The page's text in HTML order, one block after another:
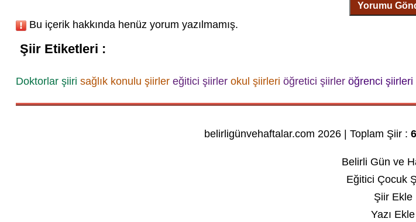
Yorumu
Bu içerik hakkında henüz yorum yazılmamış.
Şiir Etiketleri :
Doktorlar şiiri sağlık konulu şiirler eğitici şiirler okul şiirleri öğretici şiirler öğrenci şiirleri
belirligünvehaftalar.com 2026 | Toplam Şiir :
Belirli Gün ve
Eğitici Çocuk
Şiir Ekle
Yazı Ekle